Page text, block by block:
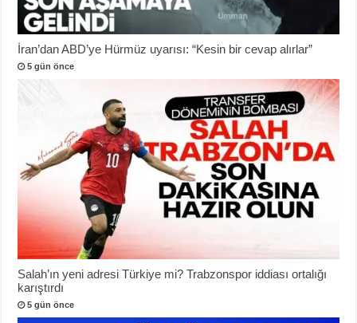
İran’dan ABD’ye Hürmüz uyarısı: “Kesin bir cevap alırlar”
5 gün önce
Salah’ın yeni adresi Türkiye mi? Trabzonspor iddiası ortalığı
karıştırdı
5 gün önce